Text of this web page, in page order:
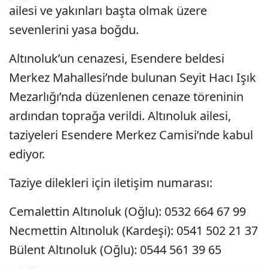
ailesi ve yakınları başta olmak üzere
sevenlerini yasa boğdu.
Altınoluk’un cenazesi, Esendere beldesi
Merkez Mahallesi’nde bulunan Seyit Hacı Işık
Mezarlığı’nda düzenlenen cenaze töreninin
ardından toprağa verildi. Altınoluk ailesi,
taziyeleri Esendere Merkez Camisi’nde kabul
ediyor.
Taziye dilekleri için iletişim numarası:
Cemalettin Altınoluk (Oğlu): 0532 664 67 99
Necmettin Altınoluk (Kardeşi): 0541 502 21 37
Bülent Altınoluk (Oğlu): 0544 561 39 65